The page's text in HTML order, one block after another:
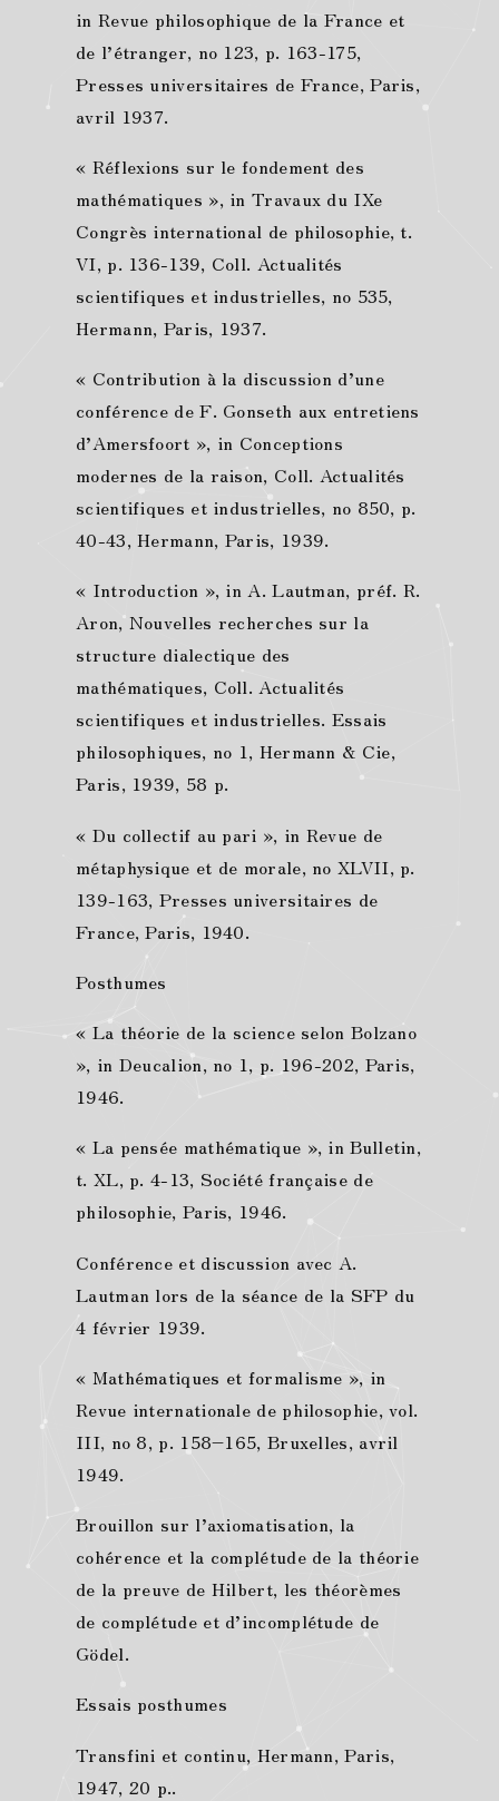
in Revue philosophique de la France et
de l’étranger, no 123, p. 163-175,
Presses universitaires de France, Paris,
avril 1937.
« Réflexions sur le fondement des
mathématiques », in Travaux du IXe
Congrès international de philosophie, t.
VI, p. 136-139, Coll. Actualités
scientifiques et industrielles, no 535,
Hermann, Paris, 1937.
« Contribution à la discussion d’une
conférence de F. Gonseth aux entretiens
d’Amersfoort », in Conceptions
modernes de la raison, Coll. Actualités
scientifiques et industrielles, no 850, p.
40-43, Hermann, Paris, 1939.
« Introduction », in A. Lautman, préf. R.
Aron, Nouvelles recherches sur la
structure dialectique des
mathématiques, Coll. Actualités
scientifiques et industrielles. Essais
philosophiques, no 1, Hermann & Cie,
Paris, 1939, 58 p.
« Du collectif au pari », in Revue de
métaphysique et de morale, no XLVII, p.
139-163, Presses universitaires de
France, Paris, 1940.
Posthumes
« La théorie de la science selon Bolzano
», in Deucalion, no 1, p. 196-202, Paris,
1946.
« La pensée mathématique », in Bulletin,
t. XL, p. 4-13, Société française de
philosophie, Paris, 1946.
Conférence et discussion avec A.
Lautman lors de la séance de la SFP du
4 février 1939.
« Mathématiques et formalisme », in
Revue internationale de philosophie, vol.
III, no 8, p. 158–165, Bruxelles, avril
1949.
Brouillon sur l’axiomatisation, la
cohérence et la complétude de la théorie
de la preuve de Hilbert, les théorèmes
de complétude et d’incomplétude de
Gödel.
Essais posthumes
Transfini et continu, Hermann, Paris,
1947, 20 p..